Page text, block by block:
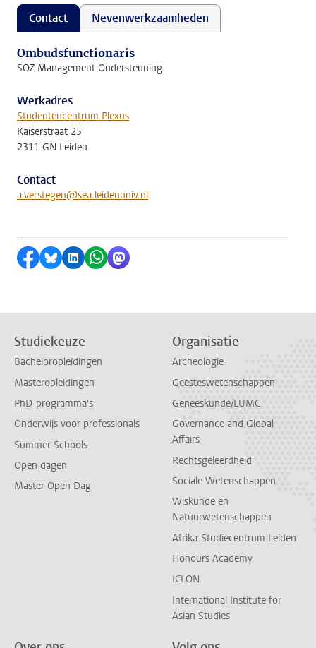
Contact Nevenwerkzaamheden
Ombudsfunctionaris
SOZ Management Ondersteuning
Werkadres
Studentencentrum Plexus
Kaiserstraat 25
2311 GN Leiden
Contact
a.verstegen@sea.leidenuniv.nl
Delen op Facebook
Delen via Bluesky
Delen op LinkedIn
Delen via WhatsApp
Delen via Mastodon
Studiekeuze
Bacheloropleidingen
Masteropleidingen
PhD-programma's
Onderwijs voor professionals
Summer Schools
Open dagen
Master Open Dag
Organisatie
Archeologie
Geesteswetenschappen
Geneeskunde/LUMC
Governance and Global
Affairs
Rechtsgeleerdheid
Sociale Wetenschappen
Wiskunde en
Natuurwetenschappen
Afrika-Studiecentrum Leiden
Honours Academy
ICLON
International Institute for
Asian Studies